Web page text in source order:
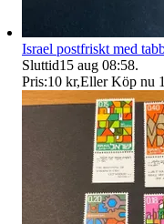
Israel postfriskt med
Sluttid15 aug 08:58.
Pris:10 kr,Eller Köp nu